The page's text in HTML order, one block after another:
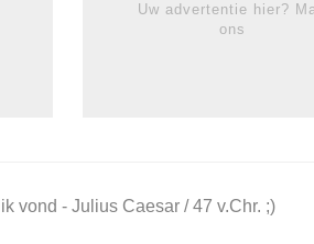
Uw advertentie hier?
ons
vond - Julius Caesar / 47 v.Chr. ;)